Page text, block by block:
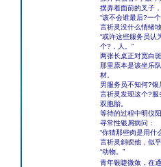
摆弄着面前的叉子
“该不会谁最后?一
言祈灵没什么情绪
“或许这些服务员认
个?，人。”
两张长桌正对宽白
那里原本是该坐乐
材。
男服务员不知何?
言祈灵发现这个?
双胞胎。
等待的过程中明仪
寻常性银屑病问：
“你猜那些肉是用什
言祈灵斜睨他，似
“动物。”
青年银睫微敛，在